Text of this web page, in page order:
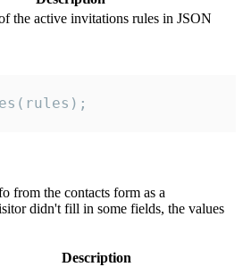
the active invitations rules in JSON
from the contacts form as a
didn't fill in some fields, the values
Description